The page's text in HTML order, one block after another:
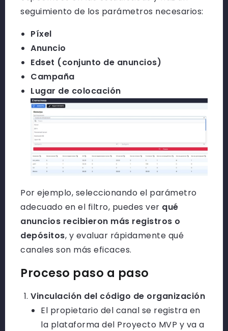
seguimiento de los parámetros necesarios:
Píxel
Anuncio
Edset (conjunto de anuncios)
Campaña
Lugar de colocación
Por ejemplo, seleccionando el parámetro
adecuado en el filtro, puedes ver qué
anuncios recibieron más registros o
depósitos, y evaluar rápidamente qué
canales son más eficaces.
Proceso paso a paso
Vinculación del código de organización
El propietario del canal se registra en
la plataforma del Proyecto MVP y va a